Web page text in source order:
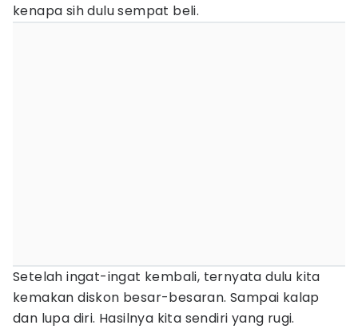
kenapa sih dulu sempat beli.
Setelah ingat-ingat kembali, ternyata dulu kita
kemakan diskon besar-besaran. Sampai kalap
dan lupa diri. Hasilnya kita sendiri yang rugi.